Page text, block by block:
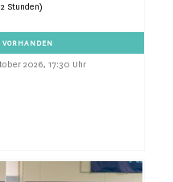
Stunden)
2026, 17:30 Uhr